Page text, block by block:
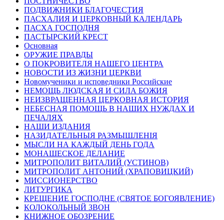
ПОДВИЖНИКИ БЛАГОЧЕСТИЯ
ПАСХАЛИЯ И ЦЕРКОВНЫЙ КАЛЕНДАРЬ
ПАСХА ГОСПОДНЯ
ПАСТЫРСКИЙ КРЕСТ
Основная
ОРУЖИЕ ПРАВДЫ
О ПОКРОВИТЕЛЯ НАШЕГО ЦЕНТРА
НОВОСТИ ИЗ ЖИЗНИ ЦЕРКВИ
Новомученики и исповедники Российские
НЕМОЩЬ ЛЮДСКАЯ И СИЛА БОЖИЯ
НЕИЗВРАЩЕННАЯ ЦЕРКОВНАЯ ИСТОРИЯ
НЕБЕСНАЯ ПОМОЩЬ В НАШИХ НУЖДАХ И
ПЕЧАЛЯХ
НАШИ ИЗДАНИЯ
НАЗИДАТЕЛЬНЫЯ РАЗМЫШЛЕНІЯ
МЫСЛИ НА КАЖДЫЙ ДЕНЬ ГОДА
МОНАШЕСКОЕ ДЕЛАНИЕ
МИТРОПОЛИТ ВИТАЛИЙ (УСТИНОВ)
МИТРОПОЛИТ АНТОНИЙ (ХРАПОВИЦКИЙ)
МИССИОНЕРСТВО
ЛИТУРГИКА
КРЕЩЕНИЕ ГОСПОДНЕ (СВЯТОЕ БОГОЯВЛЕНИЕ)
КОЛОКОЛЬНЫЙ ЗВОН
КНИЖНОЕ ОБОЗРЕНИЕ